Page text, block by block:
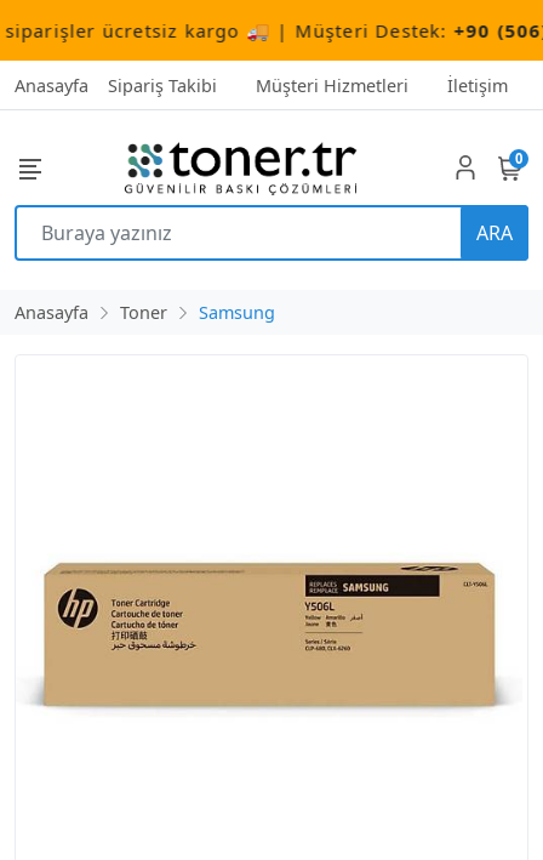
ücretsiz kargo 🚚 | Müşteri Destek:+90 (506)
Anasayfa Sipariş Takibi Müşteri Hizmetleri İletişim
ARA
0
Anasayfa Toner Samsung